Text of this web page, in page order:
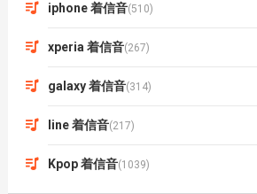
iphone 着信音(510)
xperia 着信音(267)
galaxy 着信音(314)
line 着信音(217)
Kpop 着信音(1039)